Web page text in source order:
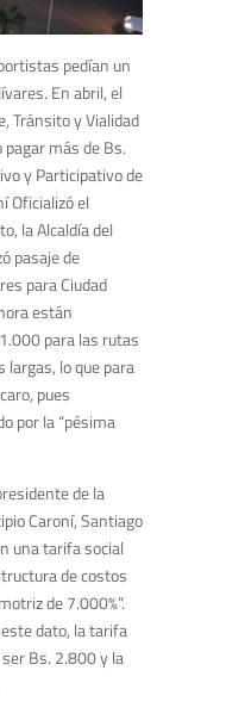
pedían un
En abril, el
Tránsito y Vialidad
más de Bs.
y Participativo de
Oficializó el
la Alcaldía del
pasaje de
para Ciudad
están
para las rutas
lo que para
pues
por la “pésima
de la
Caroní, Santiago
una tarifa social
de costos
de 7.000%”.
dato, la tarifa
Bs. 2.800 y la